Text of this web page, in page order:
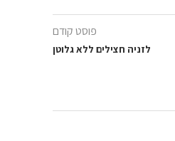
פוסט קודם
לזניה חצילים ללא גלוטן